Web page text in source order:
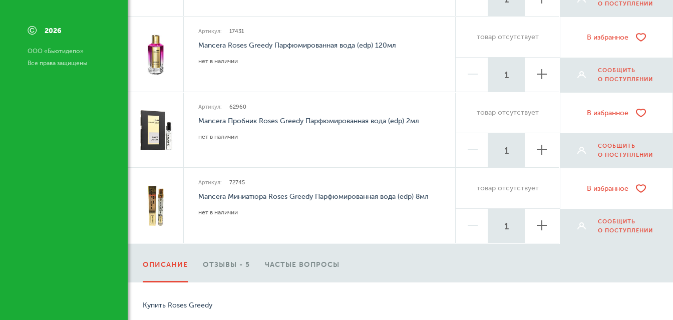
© 2026
ООО «Бьютидепо»
Все права защищены
О ПОСТУПЛЕНИИ
Артикул: 17431
Mancera Roses Greedy Парфюмированная вода (edp) 120мл
нет в наличии
товар отсутствует В избранное
СООБЩИТЬ
О ПОСТУПЛЕНИИ
Артикул: 62960
Mancera Пробник Roses Greedy Парфюмированная вода (edp) 2мл
нет в наличии
товар отсутствует В избранное
СООБЩИТЬ
О ПОСТУПЛЕНИИ
Артикул: 72745
Mancera Миниатюра Roses Greedy Парфюмированная вода (edp) 8мл
нет в наличии
товар отсутствует В избранное
СООБЩИТЬ
О ПОСТУПЛЕНИИ
ОПИСАНИЕ ОТЗЫВЫ - 5 ЧАСТЫЕ ВОПРОСЫ
Купить Roses Greedy